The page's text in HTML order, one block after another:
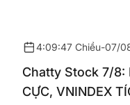
4:09:47 Chiều-07/
Chatty Stock 7/8:
CỰC, VNINDEX